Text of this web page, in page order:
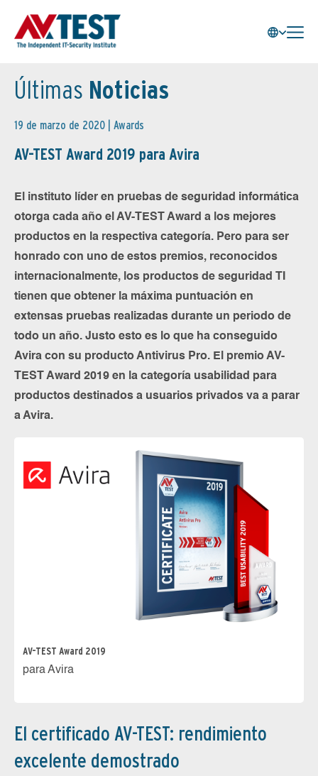
Últimas Noticias
19 de marzo de 2020 | Awards
AV-TEST Award 2019 para Avira
El instituto líder en pruebas de seguridad informática
otorga cada año el AV-TEST Award a los mejores
productos en la respectiva categoría. Pero para ser
honrado con uno de estos premios, reconocidos
internacionalmente, los productos de seguridad TI
tienen que obtener la máxima puntuación en
extensas pruebas realizadas durante un periodo de
todo un año. Justo esto es lo que ha conseguido
Avira con su producto Antivirus Pro. El premio AV-
TEST Award 2019 en la categoría usabilidad para
productos destinados a usuarios privados va a parar
a Avira.
AV-TEST Award 2019
para Avira
El certificado AV-TEST: rendimiento
excelente demostrado